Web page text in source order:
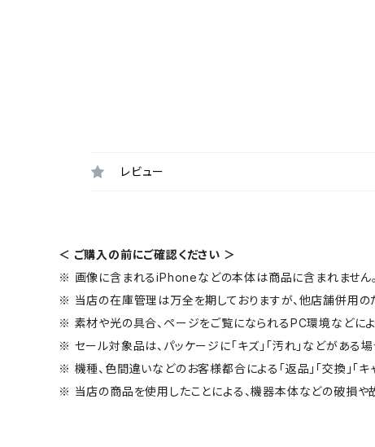
レビュー
＜ ご購入の前にご確認ください ＞
※ 画像に含まれるiPhoneなどの本体は商品に含まれません。
※ 当店の在庫管理は万全を期しておりますが、他店舗併用の
※ 素材や光の具合、ページをご覧になられるPC環境などによ
※ セール対象品は、パッケージに「キズ」「汚れ」などがある場
※ 機種、色間違いなどのお客様都合による「返品」「交換」「キ
※ 当店の商品を使用したことによる、機器本体などの破損や